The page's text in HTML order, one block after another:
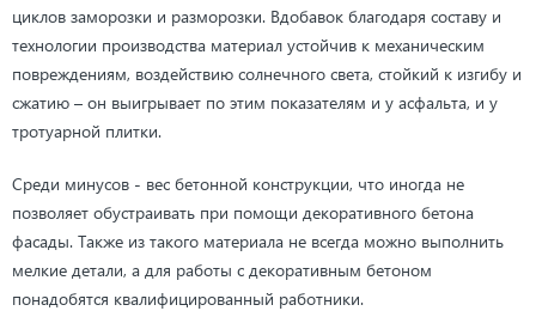
циклов заморозки и разморозки. Вдобавок благодаря составу и
технологии производства материал устойчив к механическим
повреждениям, воздействию солнечного света, стойкий к изгибу и
сжатию – он выигрывает по этим показателям и у асфальта, и у
тротуарной плитки.
Среди минусов - вес бетонной конструкции, что иногда не
позволяет обустраивать при помощи декоративного бетона
фасады. Также из такого материала не всегда можно выполнить
мелкие детали, а для работы с декоративным бетоном
понадобятся квалифицированный работники.